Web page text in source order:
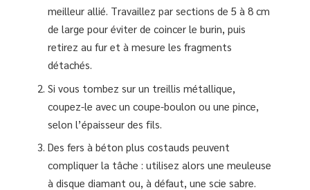
meilleur allié. Travaillez par sections de 5 à 8 cm
de large pour éviter de coincer le burin, puis
retirez au fur et à mesure les fragments
détachés.
Si vous tombez sur un treillis métallique,
coupez-le avec un coupe-boulon ou une pince,
selon l’épaisseur des fils.
Des fers à béton plus costauds peuvent
compliquer la tâche : utilisez alors une meuleuse
à disque diamant ou, à défaut, une scie sabre.